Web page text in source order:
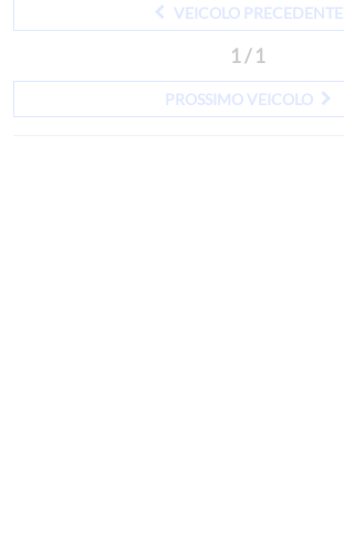
VEICOLO PRECEDENTE
1 / 1
PROSSIMO VEICOLO